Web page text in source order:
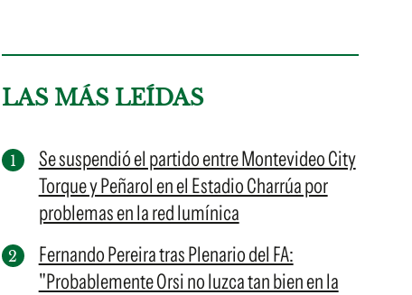
LAS MÁS LEÍDAS
Se suspendió el partido entre Montevideo City
Torque y Peñarol en el Estadio Charrúa por
problemas en la red lumínica
Fernando Pereira tras Plenario del FA:
"Probablemente Orsi no luzca tan bien en la